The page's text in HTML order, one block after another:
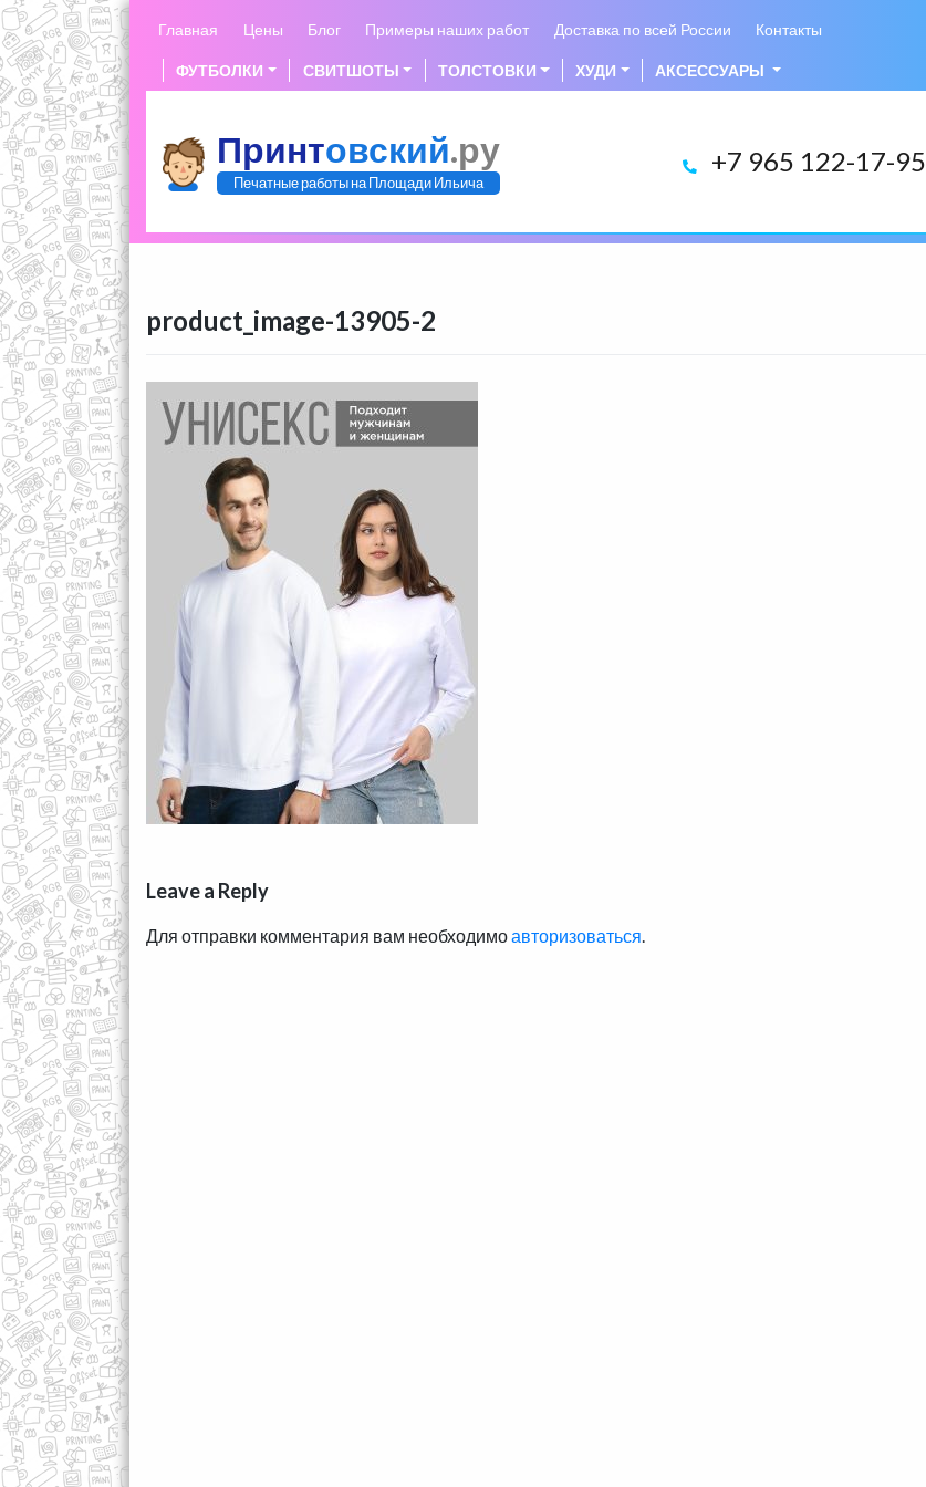
content
Главная Цены Блог Примеры наших работ Доставка по всей России Контакты
ФУТБОЛКИ СВИТШОТЫ ТОЛСТОВКИ ХУДИ АКСЕССУАРЫ
Принтовский.ру
Печатные работы на Площади Ильича
+7 965 122-17-95
product_image-13905-2
Leave a Reply
Для отправки комментария вам необходимоавторизоваться